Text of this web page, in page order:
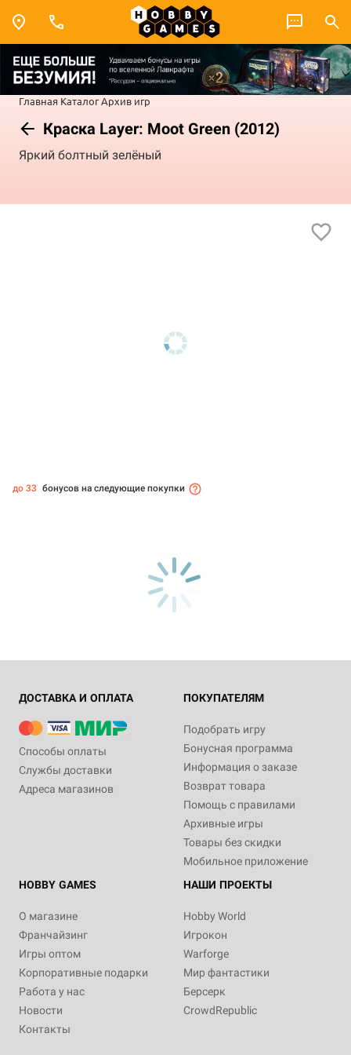
Главная КаталогАрхив игр
Краска Layer: Moot Green (2012)
Яркий болтный зелёный
до 33 бонусов на следующие покупки
ДОСТАВКА И ОПЛАТА
Способы оплаты
Службы доставки
Адреса магазинов
ПОКУПАТЕЛЯМ
Подобрать игру
Бонусная программа
Информация о заказе
Возврат товара
Помощь с правилами
Архивные игры
Товары без скидки
Мобильное приложение
HOBBY GAMES
О магазине
Франчайзинг
Игры оптом
Корпоративные подарки
Работа у нас
Новости
Контакты
НАШИ ПРОЕКТЫ
Hobby World
Игрокон
Warforge
Мир фантастики
Берсерк
CrowdRepublic